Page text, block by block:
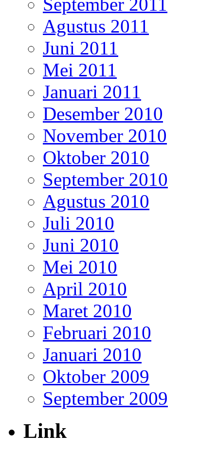
Agustus 2011
Juni 2011
Mei 2011
Januari 2011
Desember 2010
November 2010
Oktober 2010
September 2010
Agustus 2010
Juli 2010
Juni 2010
Mei 2010
April 2010
Maret 2010
Februari 2010
Januari 2010
Oktober 2009
September 2009
Link